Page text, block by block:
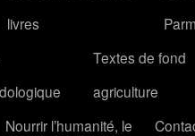
livres
Textes de fond
agriculture
Nourrir l’humanité, le